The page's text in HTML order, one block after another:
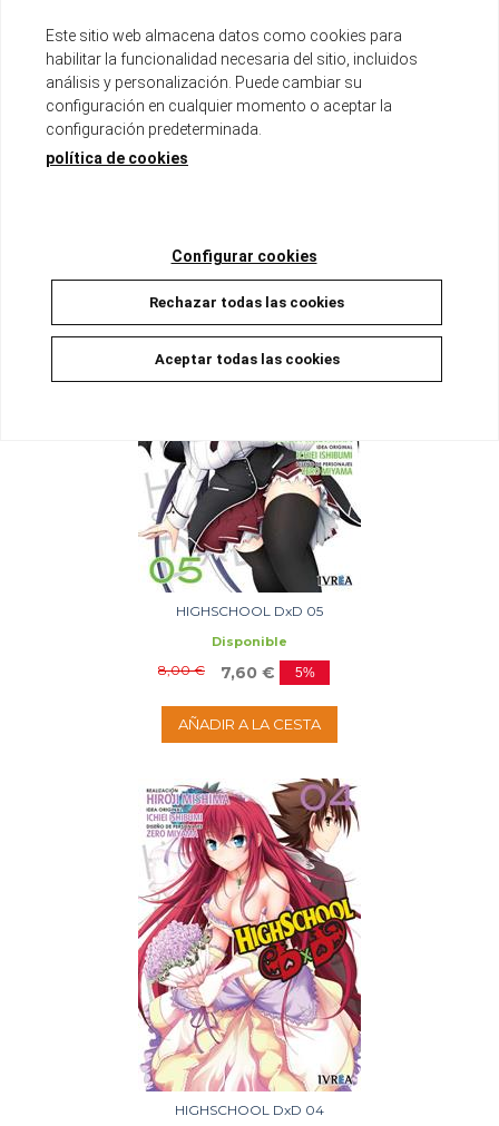
HIGHSCHOOL DxD 06
8,00 €
HIGHSCHOOL DxD 05
Disponible
8,00 € 7,60 € 5%
AÑADIR A LA CESTA
HIGHSCHOOL DxD 04
Este sitio web almacena datos como cookies para
habilitar la funcionalidad necesaria del sitio, incluidos
análisis y personalización. Puede cambiar su
configuración en cualquier momento o aceptar la
configuración predeterminada.
política de cookies
Configurar cookies
Rechazar todas las cookies
Aceptar todas las cookies